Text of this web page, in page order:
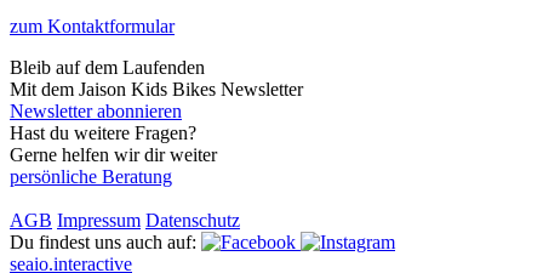
zum Kontaktformular
Bleib auf dem Laufenden
Mit dem Jaison Kids Bikes Newsletter
Newsletter abonnieren
Hast du weitere Fragen?
Gerne helfen wir dir weiter
persönliche Beratung
AGB Impressum Datenschutz
Du findest uns auch auf:
seaio.interactive